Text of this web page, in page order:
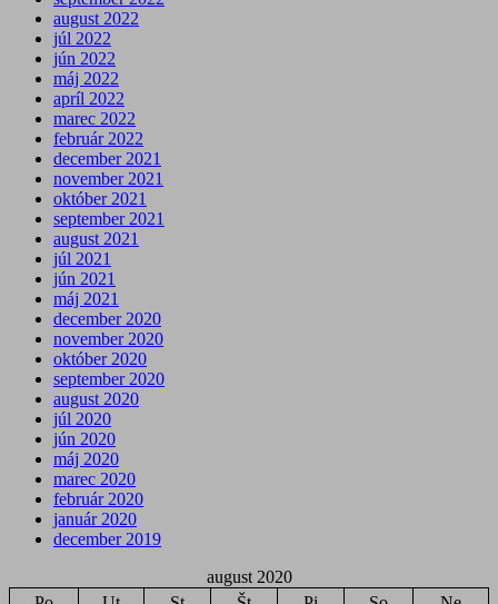
august 2022
júl 2022
jún 2022
máj 2022
apríl 2022
marec 2022
február 2022
december 2021
november 2021
október 2021
september 2021
august 2021
júl 2021
jún 2021
máj 2021
december 2020
november 2020
október 2020
september 2020
august 2020
júl 2020
jún 2020
máj 2020
marec 2020
február 2020
január 2020
december 2019
august 2020